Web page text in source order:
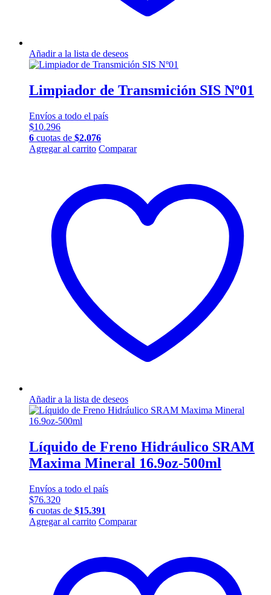
Añadir a la lista de deseos
Limpiador de Transmición SIS Nº01
Envíos a todo el país
$10.296
6 cuotas de $2.076
Agregar al carrito Comparar
Añadir a la lista de deseos
Líquido de Freno Hidráulico SRAM
Maxima Mineral 16.9oz-500ml
Envíos a todo el país
$76.320
6 cuotas de $15.391
Agregar al carrito Comparar